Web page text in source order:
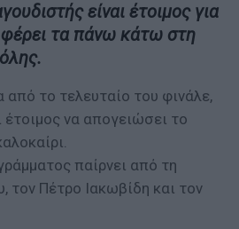
είναι έτοιμος για
τα πάνω κάτω στη
από το τελευταίο του φινάλε,
έτοιμος να απογειώσει το
παίρνει από τη
Πέτρο Ιακωβίδη και τον